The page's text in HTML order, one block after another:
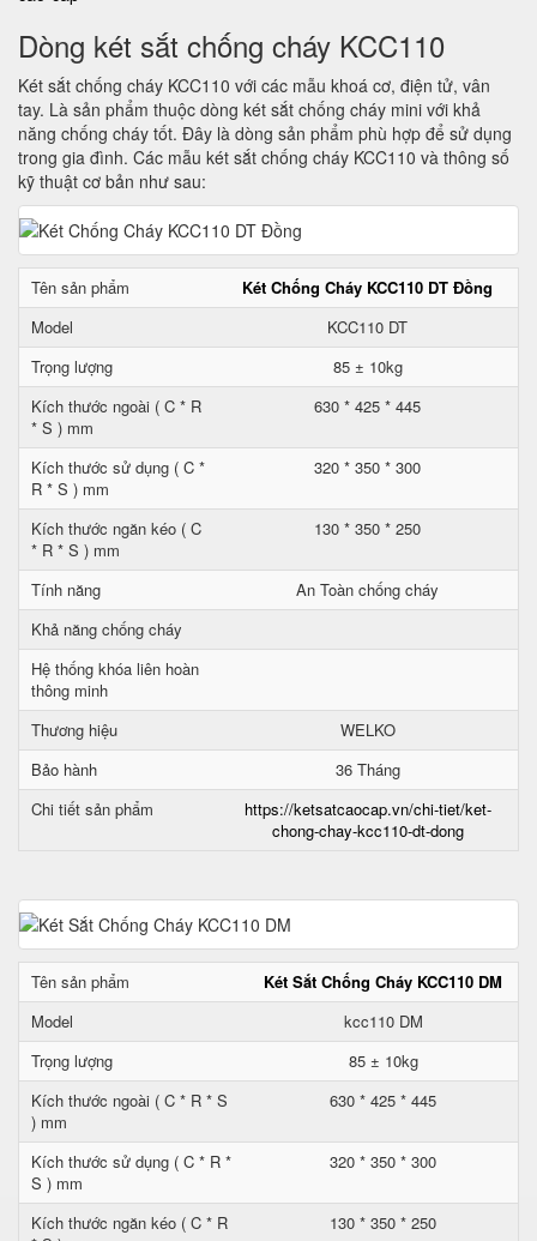
Dòng két sắt chống cháy KCC110
Két sắt chống cháy KCC110 với các mẫu khoá cơ, điện tử, vân
tay. Là sản phẩm thuộc dòng két sắt chống cháy mini với khả
năng chống cháy tốt. Đây là dòng sản phẩm phù hợp để sử dụng
trong gia đình. Các mẫu két sắt chống cháy KCC110 và thông số
kỹ thuật cơ bản như sau:
Tên sản phẩm
Két Chống Cháy KCC110 DT Đồng
Model
KCC110 DT
Trọng lượng
85 ± 10kg
Kích thước ngoài ( C * R
* S ) mm
630 * 425 * 445
Kích thước sử dụng ( C *
R * S ) mm
320 * 350 * 300
Kích thước ngăn kéo ( C
* R * S ) mm
130 * 350 * 250
Tính năng
An Toàn chống cháy
Khả năng chống cháy
Hệ thống khóa liên hoàn
thông minh
Thương hiệu
WELKO
Bảo hành
36 Tháng
Chi tiết sản phẩm
https://ketsatcaocap.vn/chi-tiet/ket-
chong-chay-kcc110-dt-dong
Tên sản phẩm
Két Sắt Chống Cháy KCC110 DM
Model
kcc110 DM
Trọng lượng
85 ± 10kg
Kích thước ngoài ( C * R * S
) mm
630 * 425 * 445
Kích thước sử dụng ( C * R *
S ) mm
320 * 350 * 300
Kích thước ngăn kéo ( C * R
130 * 350 * 250